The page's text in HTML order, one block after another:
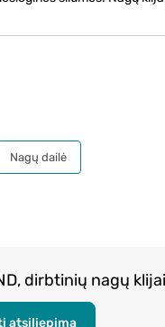
dirbtinių nagų
atsiliepimą
Nagų dailė